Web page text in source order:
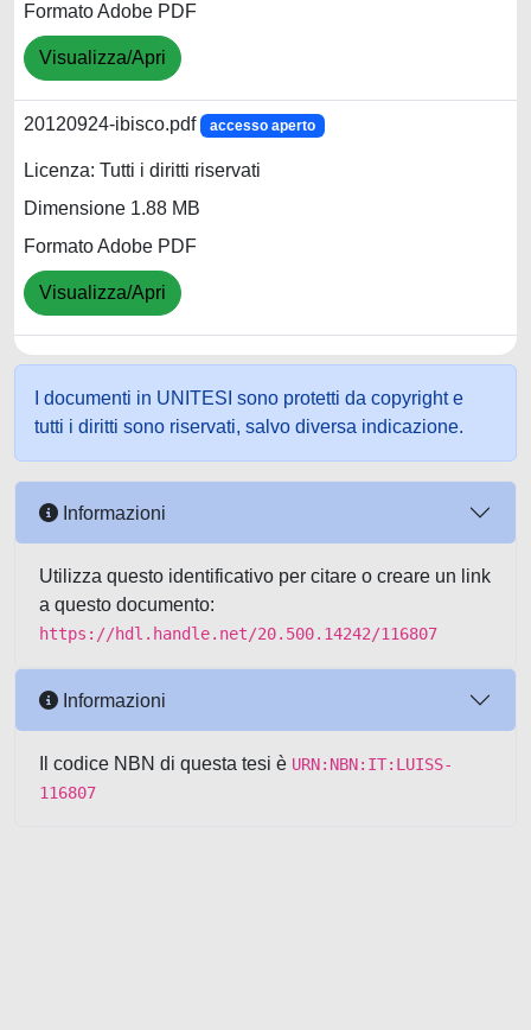
Formato Adobe PDF
Visualizza/Apri
20120924-ibisco.pdf accesso aperto
Licenza: Tutti i diritti riservati
Dimensione 1.88 MB
Formato Adobe PDF
Visualizza/Apri
I documenti in UNITESI sono protetti da copyright e
tutti i diritti sono riservati, salvo diversa indicazione.
Informazioni
Utilizza questo identificativo per citare o creare un link
a questo documento:
https://hdl.handle.net/20.500.14242/116807
Informazioni
Il codice NBN di questa tesi è URN:NBN:IT:LUISS-
116807